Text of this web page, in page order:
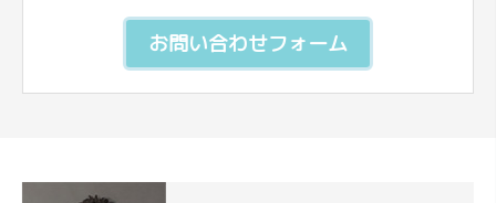
お問い合わせフォーム